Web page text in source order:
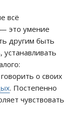
всё
это умение
другим быть
о своих
. Постепенно
чувствовать